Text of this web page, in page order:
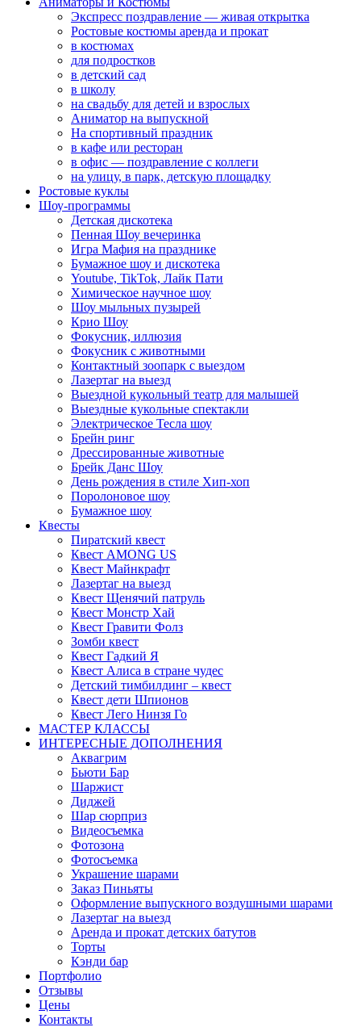
Экспресс поздравление — живая открытка
Ростовые костюмы аренда и прокат
в костюмах
для подростков
в детский сад
в школу
на свадьбу для детей и взрослых
Аниматор на выпускной
На спортивный праздник
в кафе или ресторан
в офис — поздравление с коллеги
на улицу, в парк, детскую площадку
Ростовые куклы
Шоу-программы
Детская дискотека
Пенная Шоу вечеринка
Игра Мафия на празднике
Бумажное шоу и дискотека
Youtube, TikTok, Лайк Пати
Химическое научное шоу
Шоу мыльных пузырей
Крио Шоу
Фокусник, иллюзия
Фокусник с животными
Контактный зоопарк с выездом
Лазертаг на выезд
Выездной кукольный театр для малышей
Выездные кукольные спектакли
Электрическое Тесла шоу
Брейн ринг
Дрессированные животные
Брейк Данс Шоу
День рождения в стиле Хип-хоп
Поролоновое шоу
Бумажное шоу
Квесты
Пиратский квест
Квест AMONG US
Квест Майнкрафт
Лазертаг на выезд
Квест Щенячий патруль
Квест Монстр Хай
Квест Гравити Фолз
Зомби квест
Квест Гадкий Я
Квест Алиса в стране чудес
Детский тимбилдинг – квест
Квест дети Шпионов
Квест Лего Нинзя Го
МАСТЕР КЛАССЫ
ИНТЕРЕСНЫЕ ДОПОЛНЕНИЯ
Аквагрим
Бьюти Бар
Шаржист
Диджей
Шар сюрприз
Видеосъемка
Фотозона
Фотосъемка
Украшение шарами
Заказ Пиньяты
Оформление выпускного воздушными шарами
Лазертаг на выезд
Аренда и прокат детских батутов
Торты
Кэнди бар
Портфолио
Отзывы
Цены
Контакты